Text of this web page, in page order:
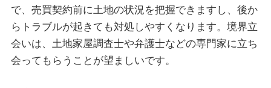
で、売買契約前に土地の状況を把握できますし、後か
らトラブルが起きても対処しやすくなります。境界立
会いは、土地家屋調査士や弁護士などの専門家に立ち
会ってもらうことが望ましいです。